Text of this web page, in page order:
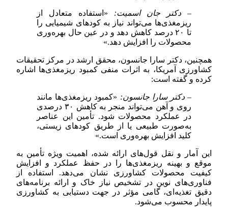
– دکتر جان اسمیت: «استفاده متعادل از
ریزمغذی‌ها می‌تواند نیاز به کودهای شیمیایی را
تا ۲۰ درصد کاهش دهد و در عین حال بهره‌وری
محصولات را افزایش دهد.»
همچنین، دکتر سارا جانسون، محقق ارشد در مرکز تحقیقات
کشاورزی آمریکا، به اثرات منفی کمبود ریزمغذی‌ها اشاره
کرده و گفته است:
– دکتر سارا جانسون: «کمبود ریزمغذی‌ها مانند
روی و آهن می‌تواند منجر به کاهش ۳۰ درصدی
در عملکرد محصولات شود. تأمین این عناصر
به‌صورت طبیعی یا از طریق کودهای زیستی،
کلید افزایش بهره‌وری است.»
این آمار و نقل قول‌های ارائه شده، اهمیت ویژه تأمین به
موقع و بهینه ریزمغذی‌ها را در حفظ عملکرد و افزایش
کیفیت محصولات کشاورزی نشان می‌دهد. استفاده از
فناوری‌های نوین در تشخیص نیاز خاک و ارائه برنامه‌های
دقیق تغذیه‌ای، گامی مؤثر در جهت دستیابی به کشاورزی
پایدار محسوب می‌شود.